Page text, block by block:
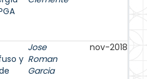
y
Jose
Roman
Garcia
nov-2018